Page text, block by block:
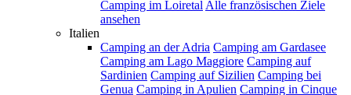
Camping im Loiretal Alle französischen Ziele
ansehen
Italien
Camping an der Adria Camping am Gardasee
Camping am Lago Maggiore Camping auf
Sardinien Camping auf Sizilien Camping bei
Genua Camping in Apulien Camping in Cinque